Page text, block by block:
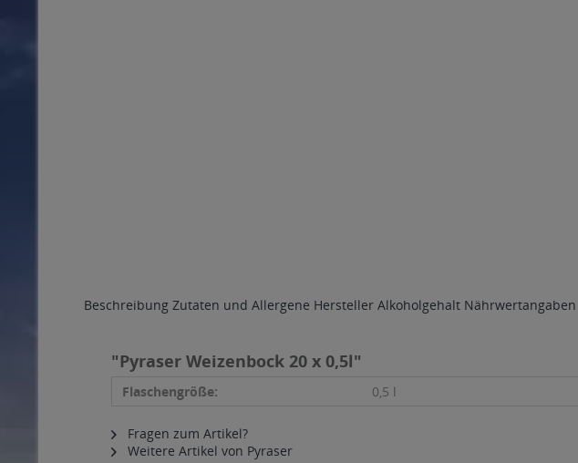
Beschreibung Zutaten und Allergene Hersteller Alkoholgehalt Nährwertangaben
"Pyraser Weizenbock 20 x 0,5l"
Flaschengröße: 0,5 l
Fragen zum Artikel?
Weitere Artikel von Pyraser